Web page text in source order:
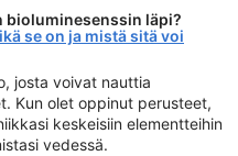
bioluminesenssin läpi?
se on ja mistä sitä voi
josta voivat nauttia
Kun olet oppinut perusteet,
keskeisiin elementteihin
vedessä.